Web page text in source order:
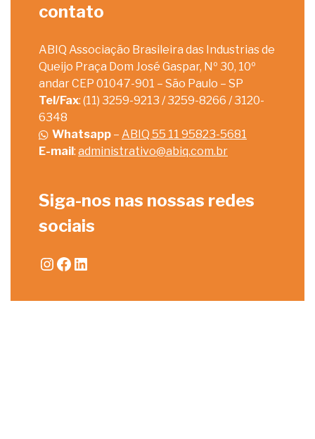
contato
ABIQ Associação Brasileira das Industrias de
Queijo Praça Dom José Gaspar, Nº 30, 10º
andar CEP 01047-901 – São Paulo – SP
Tel/Fax: (11) 3259-9213 / 3259-8266 / 3120-
6348
Whatsapp – ABIQ 55 11 95823-5681
E-mail: administrativo@abiq.com.br
Siga-nos nas nossas redes
sociais
Instagram
Facebook
LinkedIn